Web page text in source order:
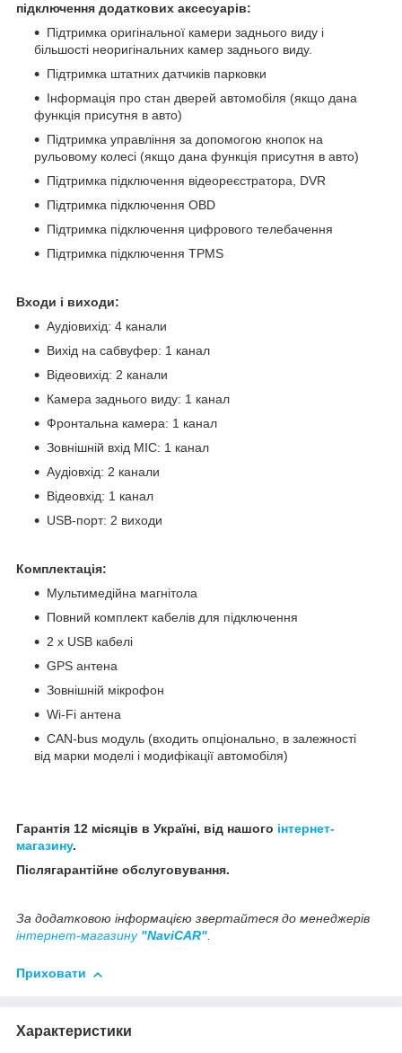
підключення додаткових аксесуарів:
Підтримка оригінальної камери заднього виду і
більшості неоригінальних камер заднього виду.
Підтримка штатних датчиків парковки
Інформація про стан дверей автомобіля (якщо дана
функція присутня в авто)
Підтримка управління за допомогою кнопок на
рульовому колесі (якщо дана функція присутня в авто)
Підтримка підключення відеореєстратора, DVR
Підтримка підключення OBD
Підтримка підключення цифрового телебачення
Підтримка підключення TPMS
Входи і виходи:
Аудіовихід: 4 канали
Вихід на сабвуфер: 1 канал
Відеовихід: 2 канали
Камера заднього виду: 1 канал
Фронтальна камера: 1 канал
Зовнішній вхід MIC: 1 канал
Аудіовхід: 2 канали
Відеовхід: 1 канал
USB-порт: 2 виходи
Комплектація:
Мультимедійна магнітола
Повний комплект кабелів для підключення
2 x USB кабелі
GPS антена
Зовнішній мікрофон
Wi-Fi антена
CAN-bus модуль (входить опціонально, в залежності
від марки моделі і модифікації автомобіля)
Гарантія 12 місяців в Україні, від нашого інтернет-
магазину.
Післягарантійне обслуговування.
За додатковою інформацією звертайтеся до менеджерів
інтернет-магазину "NaviCAR".
Приховати
Характеристики